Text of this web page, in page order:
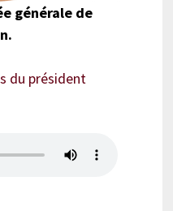
générale de
du président